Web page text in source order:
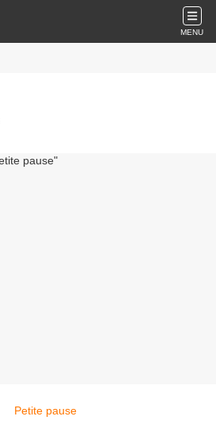
MENU